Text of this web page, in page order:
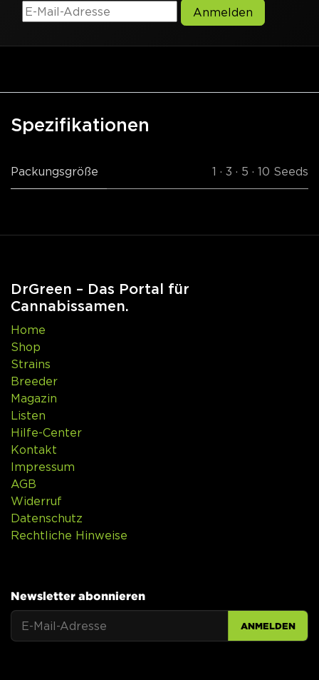
Anmelden
Spezifikationen
Packungsgröße 1 · 3 · 5 · 10 Seeds
DrGreen – Das Portal für
Cannabissamen.
Home
Shop
Strains
Breeder
Magazin
Listen
Hilfe-Center
Kontakt
Impressum
AGB
Widerruf
Datenschutz
Rechtliche Hinweise
Newsletter abonnieren
ANMELDEN